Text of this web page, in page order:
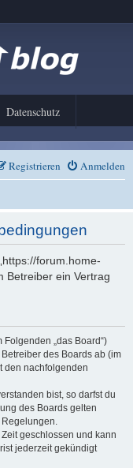
Datenschutz
Anmelden
Registrieren
forum.home-
Betreiber ein Vertrag
Folgenden „das Board“)
des Boards ab (im
den nachfolgenden
bist, so darfst du
des Boards gelten
geschlossen und kann
jederzeit gekündigt